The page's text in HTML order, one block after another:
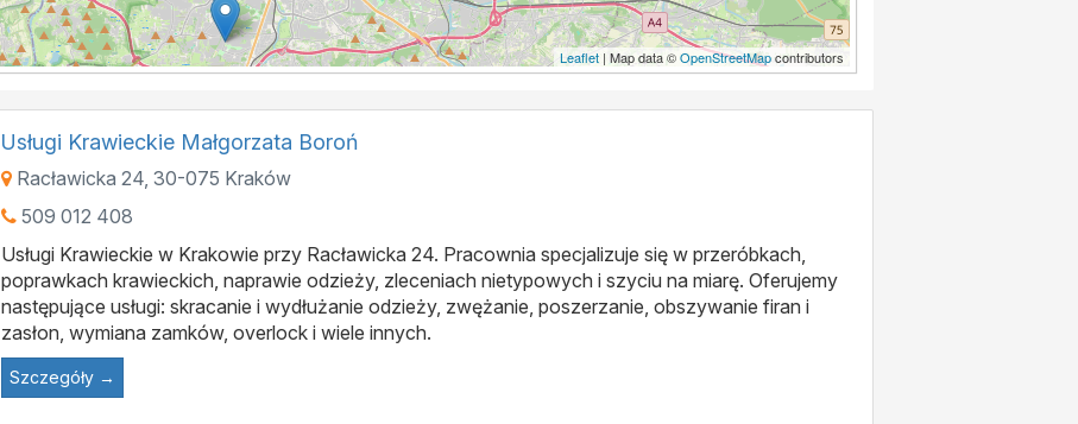
Leaflet | Map data ©OpenStreetMapcontributors
Usługi Krawieckie Małgorzata Boroń
Racławicka 24, 30-075 Kraków
509 012 408
Usługi Krawieckie w Krakowie przy Racławicka 24. Pracownia specjalizuje się w przeróbkach,
poprawkach krawieckich, naprawie odzieży, zleceniach nietypowych i szyciu na miarę. Oferujemy
następujące usługi: skracanie i wydłużanie odzieży, zwężanie, poszerzanie, obszywanie firan i
zasłon, wymiana zamków, overlock i wiele innych.
Szczegóły →